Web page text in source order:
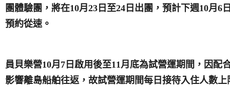
團體驗團，將在10月23日至24日出團，預計下週10月6
預約從速。
員貝樂營10月7日啟用後至11月底為試營運期間，因配
影響離島船舶往返，故試營運期間每日接待入住人數